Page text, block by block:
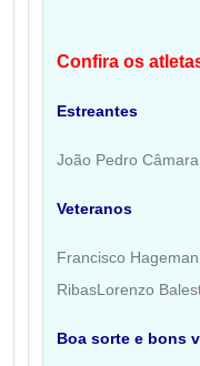
Confira os
Estreantes
João Pedro Câmara
Veteranos
Francisco
RibasLorenzo
Boa sorte e bons